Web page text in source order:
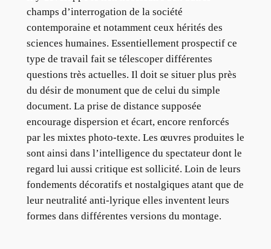
champs d’interrogation de la société
contemporaine et notamment ceux hérités des
sciences humaines. Essentiellement prospectif ce
type de travail fait se télescoper différentes
questions très actuelles. Il doit se situer plus près
du désir de monument que de celui du simple
document. La prise de distance supposée
encourage dispersion et écart, encore renforcés
par les mixtes photo-texte. Les œuvres produites le
sont ainsi dans l’intelligence du spectateur dont le
regard lui aussi critique est sollicité. Loin de leurs
fondements décoratifs et nostalgiques atant que de
leur neutralité anti-lyrique elles inventent leurs
formes dans différentes versions du montage.